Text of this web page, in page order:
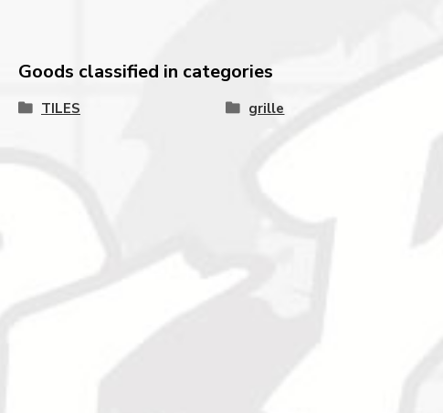
Goods classified in categories
TILES grille